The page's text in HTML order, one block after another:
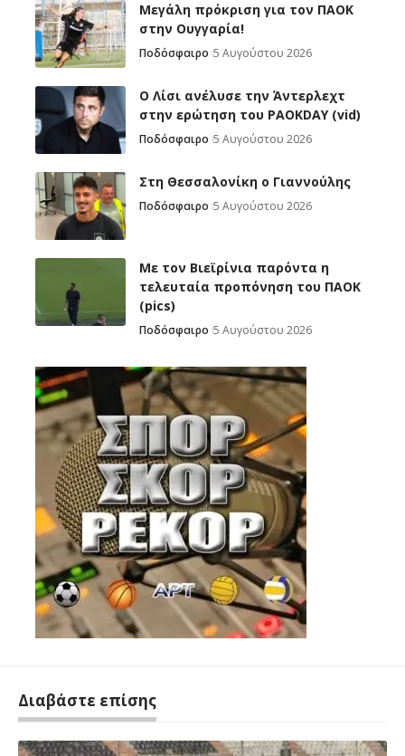
Μεγάλη πρόκριση για τον ΠΑΟΚ
στην Ουγγαρία!
Ποδόσφαιρο 5 Αυγούστου 2026
Ο Λίσι ανέλυσε την Άντερλεχτ
στην ερώτηση του PAOKDAY (vid)
Ποδόσφαιρο 5 Αυγούστου 2026
Στη Θεσσαλονίκη ο Γιαννούλης
Ποδόσφαιρο 5 Αυγούστου 2026
Με τον Βιεϊρίνια παρόντα η
τελευταία προπόνηση του ΠΑΟΚ
(pics)
Ποδόσφαιρο 5 Αυγούστου 2026
Διαβάστε επίσης